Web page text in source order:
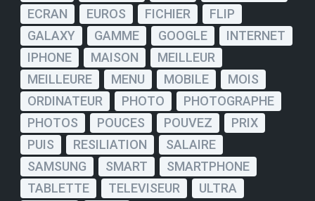
ECRAN
EUROS FICHIER
FLIP
GALAXY
GAMME GOOGLE
INTERNET
IPHONE
MAISON
MEILLEUR
MEILLEURE
MENU MOBILE
MOIS
ORDINATEUR
PHOTO
PHOTOGRAPHE
PHOTOS
POUCES POUVEZ
PRIX
PUIS
RESILIATION
SALAIRE
SAMSUNG
SMART
SMARTPHONE
TABLETTE
TELEVISEUR
ULTRA